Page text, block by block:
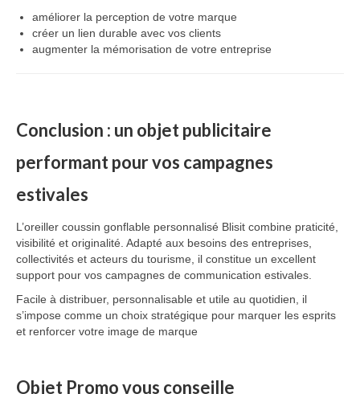
améliorer la perception de votre marque
créer un lien durable avec vos clients
augmenter la mémorisation de votre entreprise
Conclusion : un objet publicitaire
performant pour vos campagnes
estivales
L’oreiller coussin gonflable personnalisé Blisit combine praticité,
visibilité et originalité. Adapté aux besoins des entreprises,
collectivités et acteurs du tourisme, il constitue un excellent
support pour vos campagnes de communication estivales.
Facile à distribuer, personnalisable et utile au quotidien, il
s’impose comme un choix stratégique pour marquer les esprits
et renforcer votre image de marque
Objet Promo vous conseille